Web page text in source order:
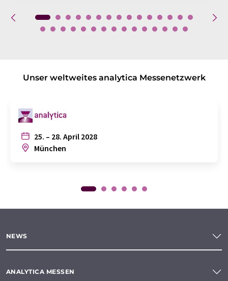
Unser weltweites analytica Messenetzwerk
25. – 28. April 2028
München
NEWS
ANALYTICA MESSEN